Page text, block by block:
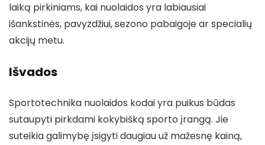
laiką pirkiniams, kai nuolaidos yra labiausiai
išankstinės, pavyzdžiui, sezono pabaigoje ar specialių
akcijų metu.
Išvados
Sportotechnika nuolaidos kodai yra puikus būdas
sutaupyti pirkdami kokybišką sporto įrangą. Jie
suteikia galimybę įsigyti daugiau už mažesnę kainą,